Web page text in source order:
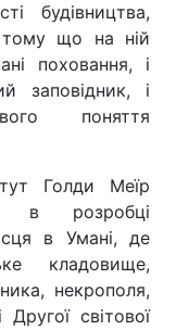
будівництва,
тому що на ній
поховання, і
заповідник, і
поняття
Голди Меїр
в розробці
в Умані, де
кладовище,
некрополя,
світової